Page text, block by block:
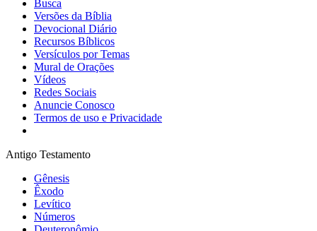
Busca
Versões da Bíblia
Devocional Diário
Recursos Bíblicos
Versículos por Temas
Mural de Orações
Vídeos
Redes Sociais
Anuncie Conosco
Termos de uso e Privacidade
Antigo Testamento
Gênesis
Êxodo
Levítico
Números